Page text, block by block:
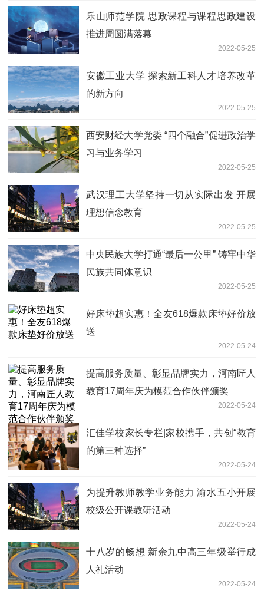
乐山师范学院 思政课程与课程思政建设
推进周圆满落幕
2022-05-25
安徽工业大学 探索新工科人才培养改革
的新方向
2022-05-25
西安财经大学党委 “四个融合”促进政治学
习与业务学习
2022-05-25
武汉理工大学坚持一切从实际出发 开展
理想信念教育
2022-05-25
中央民族大学打通“最后一公里” 铸牢中华
民族共同体意识
2022-05-25
好床垫超实惠！全友618爆款床垫好价放
送
2022-05-24
提高服务质量、彰显品牌实力，河南匠人
教育17周年庆为模范合作伙伴颁奖
2022-05-24
汇佳学校家长专栏|家校携手，共创“教育
的第三种选择”
2022-05-24
为提升教师教学业务能力 渝水五小开展
校级公开课教研活动
2022-05-24
十八岁的畅想 新余九中高三年级举行成
人礼活动
2022-05-24